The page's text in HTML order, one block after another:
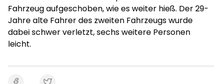
Fahrzeug aufgeschoben, wie es weiter hieß. Der 29-
Jahre alte Fahrer des zweiten Fahrzeugs wurde
dabei schwer verletzt, sechs weitere Personen
leicht.